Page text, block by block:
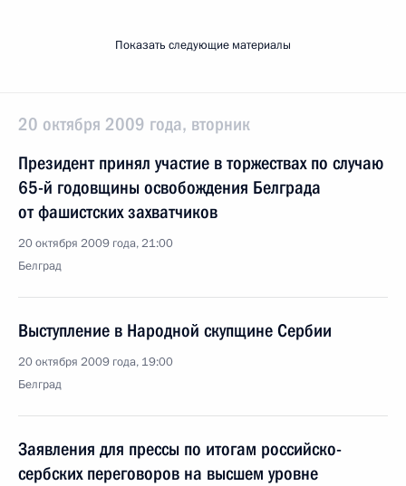
Показать следующие материалы
20 октября 2009 года, вторник
Президент принял участие в торжествах по случаю
65-й годовщины освобождения Белграда
от фашистских захватчиков
20 октября 2009 года, 21:00
Белград
Выступление в Народной скупщине Сербии
20 октября 2009 года, 19:00
Белград
Заявления для прессы по итогам российско-
сербских переговоров на высшем уровне